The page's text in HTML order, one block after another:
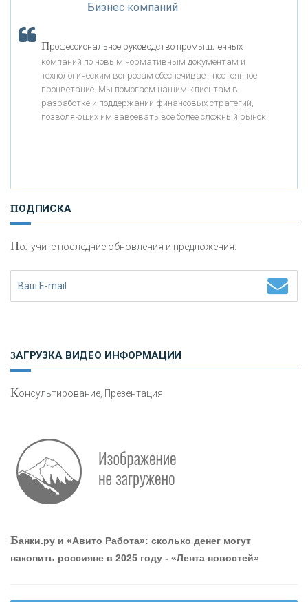
«МОСКОВСКИЙ КРЕДИТНЫЙ БАНК»
«БАНК ВОЗРОЖДЕНИЕ»
«ТАТФОНДБАНК»
«ЗАПСИБКОМБАНК»
«РОСЕВРОБАНК»
«ПРЕСС-СЛУЖБА ВТБ24»
«АВТОГРАДБАНК»
ОНАС
Бизнес компаний
Профессиональное руководство промышленных
компаний по новым нормативным документам и
технологическим вопросам обеспечивает постоянное
процветание. Мы помогаем нашим клиентам в
разработке и поддержании финансовых стратегий,
позволяющих им завоевать все более сложный рынок.
ПОДПИСКА
Получите последние обновления и предложения.
ЗАГРУЗКА ВИДЕО ИНФОРМАЦИИ
Консультирование, Презентация
Банки.ру и «Авито Работа»: сколько денег могут
накопить россияне в 2025 году - «Лента новостей»